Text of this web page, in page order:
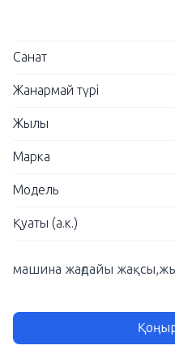
Санат
Жанармай түрі
Жылы
Марка
Модель
Қуаты (а.к.)
машина жағдайы